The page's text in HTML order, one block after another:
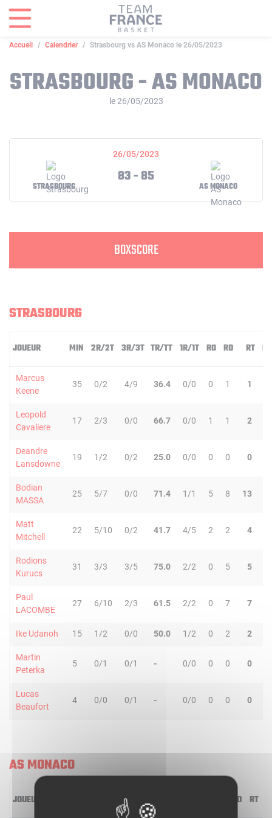
Accueil Calendrier Strasbourg vs AS Monaco le 26/05/2023
STRASBOURG - AS MONACO
le 26/05/2023
26/05/2023
STRASBOURG
83 - 85
AS MONACO
BOXSCORE
STRASBOURG
JOUEUR MIN 2R/2T 3R/3T TR/TT 1R/1T RO RD RT PD
Marcus
Keene
35 0/2 4/9 36.4 0/0 0 1 1
Leopold
Cavaliere
17 2/3 0/0 66.7 0/0 1 1 2
Deandre
Lansdowne
19 1/2 0/2 25.0 0/0 0 0 0
Bodian
MASSA
25 5/7 0/0 71.4 1/1 5 8 13
Matt
Mitchell
22 5/10 0/2 41.7 4/5 2 2 4
Rodions
Kurucs
31 3/3 3/5 75.0 2/2 0 5 5
Paul
LACOMBE
27 6/10 2/3 61.5 2/2 0 7 7
Ike Udanoh 15 1/2 0/0 50.0 1/2 0 2 2
Martin
Peterka
5 0/1 0/1 - 0/0 0 0 0
Lucas
Beaufort
4 0/0 0/1 - 0/0 0 0 0
AS MONACO
JOUEUR 3R/3T RD RT
Panneau de gestion des cookies